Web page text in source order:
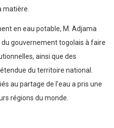
matière.
en eau potable, M. Adjama
gouvernement togolais à faire
ainsi que des
du territoire national.
au partage de l’eau a pris une
régions du monde.